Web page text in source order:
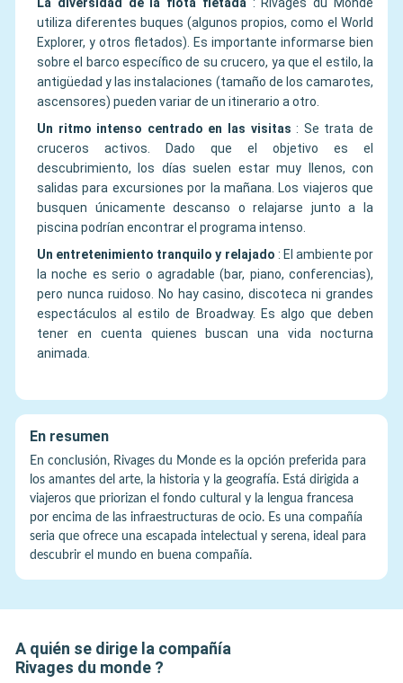
utiliza diferentes buques (algunos propios, como el World
Explorer, y otros fletados). Es importante informarse bien
sobre el barco específico de su crucero, ya que el estilo, la
antigüedad y las instalaciones (tamaño de los camarotes,
ascensores) pueden variar de un itinerario a otro.
Un ritmo intenso centrado en las visitas : Se trata de
cruceros activos. Dado que el objetivo es el
descubrimiento, los días suelen estar muy llenos, con
salidas para excursiones por la mañana. Los viajeros que
busquen únicamente descanso o relajarse junto a la
piscina podrían encontrar el programa intenso.
Un entretenimiento tranquilo y relajado : El ambiente por
la noche es serio o agradable (bar, piano, conferencias),
pero nunca ruidoso. No hay casino, discoteca ni grandes
espectáculos al estilo de Broadway. Es algo que deben
tener en cuenta quienes buscan una vida nocturna
animada.
En resumen
En conclusión, Rivages du Monde es la opción preferida para
los amantes del arte, la historia y la geografía. Está dirigida a
viajeros que priorizan el fondo cultural y la lengua francesa
por encima de las infraestructuras de ocio. Es una compañía
seria que ofrece una escapada intelectual y serena, ideal para
descubrir el mundo en buena compañía.
A quién se dirige la compañía
Rivages du monde ?